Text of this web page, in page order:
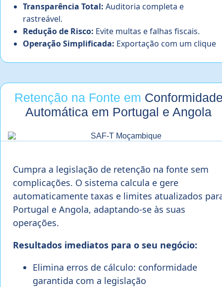
Transparência Total: Auditoria completa e
rastreável.
Redução de Risco: Evite multas e falhas fiscais.
Operação Simplificada: Exportação com um clique
Retenção na Fonte em
Automática em Portugal e Angola
Cumpra a legislação de retenção na fonte sem
complicações. O sistema calcula e gere
automaticamente taxas e limites atualizados
Portugal e Angola, adaptando-se às suas
operações.
Resultados imediatos para o seu negócio:
Elimina erros de cálculo: conformidade
garantida com a legislação